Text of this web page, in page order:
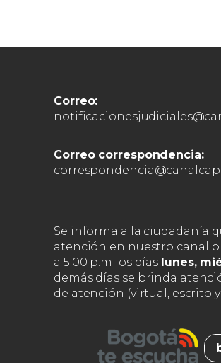
Correo:
Correo correspondencia:
Se informa a la ciudadanía
atención en nuestro canal
a 5:00 p.m los días lunes,
demás días se brinda
de atención (virtual, escrito